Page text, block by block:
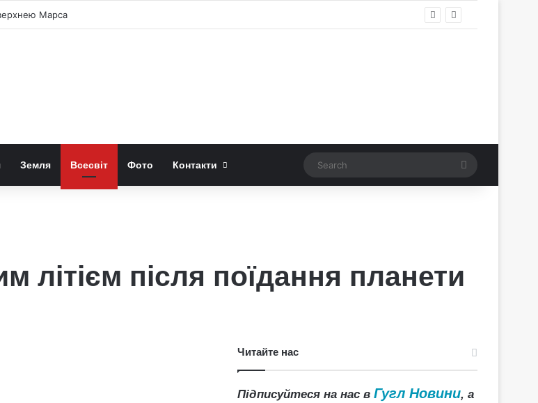
Марса
Земля Всесвіт Фото Контакти Search
літієм після поїдання планети
Читайте нас
Підписуйтеся на нас вГугл Новини, а